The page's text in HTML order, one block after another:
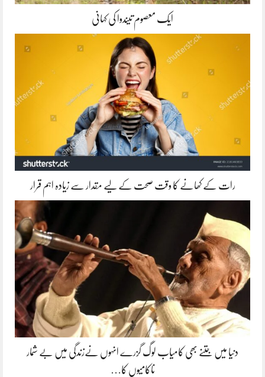
ایک معصوم تیندوا کی کہانی
رات کے کھانے کا وقت صحت کے لیے مقدار سے زیادہ اہم قرار
دنیا میں جتنے بھی کامیاب لوگ گزرے انہوں نےزندگی میں بے شمار
ناکامیوں کا…